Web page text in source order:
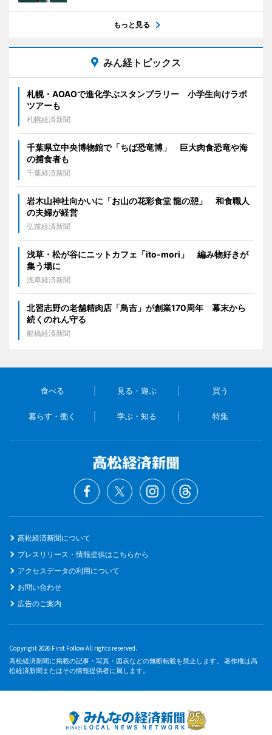
もっと見る
みん経トピックス
札幌・AOAOで進化学ぶスタンプラリー 小学生向けラボ
ツアーも
札幌経済新聞
千葉県立中央博物館で「ちば恐竜博」 巨大肉食恐竜や海
の捕食者も
千葉経済新聞
岩木山神社向かいに「お山の花彩食堂 龍の憩」 和食職人
の夫婦が経営
弘前経済新聞
浅草・松が谷にニットカフェ「ito-mori」 編み物好きが
集う場に
浅草経済新聞
北習志野の老舗精肉店「鳥吉」が創業170周年 幕末から
続くのれん守る
船橋経済新聞
食べる 見る・遊ぶ 買う
暮らす・働く 学ぶ・知る 特集
高松経済新聞について
プレスリリース・情報提供はこちらから
アクセスデータの利用について
お問い合わせ
広告のご案内
Copyright 2026 First Follow All rights reserved.
高松経済新聞に掲載の記事・写真・図表などの無断転載を禁止します。 著作権は高
松経済新聞またはその情報提供者に属します。